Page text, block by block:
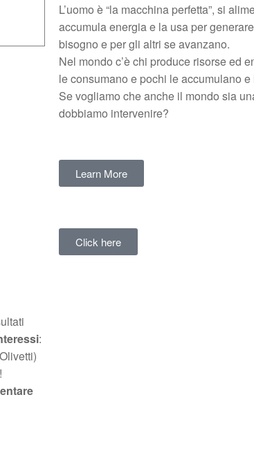
L’uomo è “la macchina perfetta”, si
accumula energia e la usa per
bisogno e per gli altri se avanzano.
Nel mondo c’è chi produce risorse ed
le consumano e pochi le accumulano
Se vogliamo che anche il mondo sia
dobbiamo intervenire?
Learn More
:
Click here